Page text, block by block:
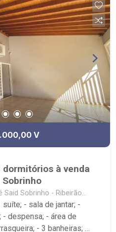
V
à venda
Said Sobrinho - Ribeirão
- sala de jantar; -
- despensa; - área de
- 3 banheiras; -